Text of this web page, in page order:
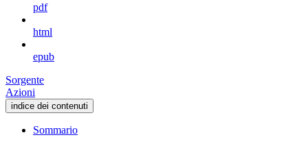
pdf
html
epub
Sorgente
Azioni
indice dei contenuti
Sommario